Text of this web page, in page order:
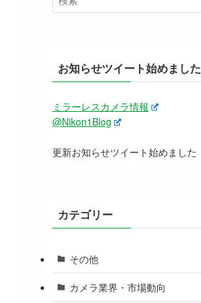
お知らせツイート始めました
ミラーレスカメラ情報
@Nikon1Blog
更新お知らせツイート始めました
カテゴリー
その他
カメラ業界・市場動向